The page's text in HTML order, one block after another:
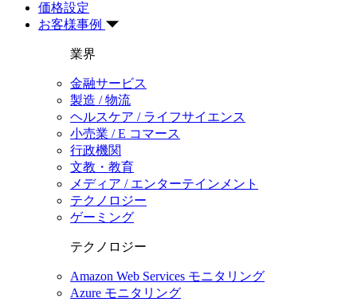
価格設定
お客様事例
業界
金融サービス
製造 / 物流
ヘルスケア / ライフサイエンス
小売業 / E コマース
行政機関
文教・教育
メディア / エンターテインメント
テクノロジー
ゲーミング
テクノロジー
Amazon Web Services モニタリング
Azure モニタリング